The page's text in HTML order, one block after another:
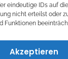
eindeutige IDs auf
nicht erteilst oder
Funktionen
Akzeptieren
16